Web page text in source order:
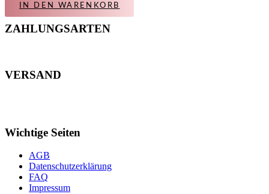
IN DEN WARENKORB
ZAHLUNGSARTEN
VERSAND
Wichtige Seiten
AGB
Datenschutzerklärung
FAQ
Impressum